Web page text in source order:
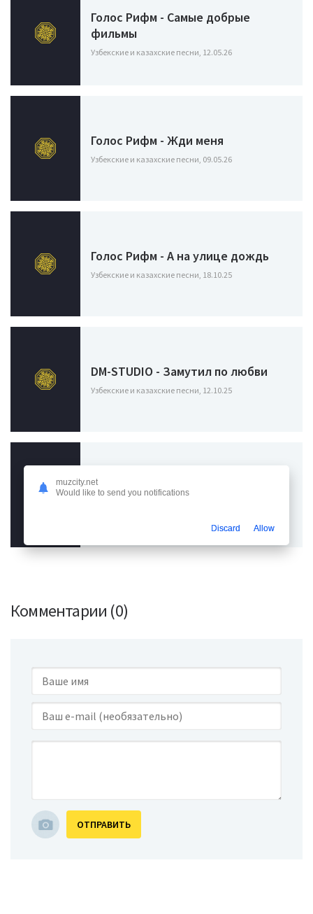
Голос Рифм - Самые добрые
фильмы
Узбекские и казахские песни, 12.05.26
Голос Рифм - Жди меня
Узбекские и казахские песни, 09.05.26
Голос Рифм - А на улице дождь
Узбекские и казахские песни, 18.10.25
DM-STUDIO - Замутил по любви
Узбекские и казахские песни, 12.10.25
Akmal' - Ты услышишь мой голос
Комментарии (0)
ОТПРАВИТЬ
muzcity.net
Would like to send you notifications
Discard Allow